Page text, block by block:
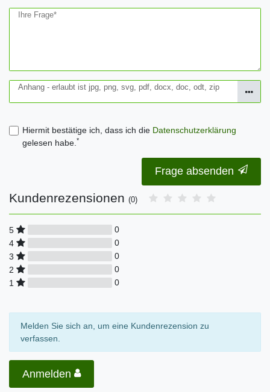
Ihre Frage*
Anhang - erlaubt ist jpg, png, svg, pdf, docx, doc, odt, zip
Hiermit bestätige ich, dass ich die Daten­schutz­erklärung
gelesen habe. *
Frage absenden
Kundenrezensionen (0)
5
0
4
0
3
0
2
0
1
0
Melden Sie sich an, um eine Kundenrezension zu
verfassen.
Anmelden